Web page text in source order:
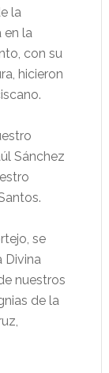
la
en la
con su
hicieron
Sánchez
se
Divina
nuestros
de la